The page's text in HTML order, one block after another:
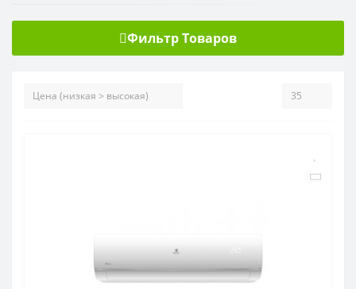
Фильтр Товаров